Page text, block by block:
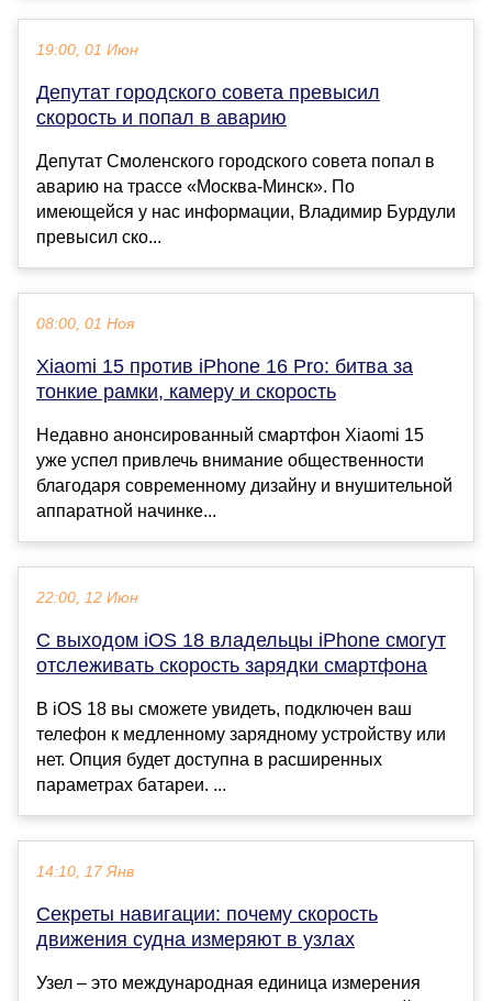
19:00, 01 Июн
Депутат городского совета превысил
скорость и попал в аварию
Депутат Смоленского городского совета попал в
аварию на трассе «Москва-Минск». По
имеющейся у нас информации, Владимир Бурдули
превысил ско...
08:00, 01 Ноя
Xiaomi 15 против iPhone 16 Pro: битва за
тонкие рамки, камеру и скорость
Недавно анонсированный смартфон Xiaomi 15
уже успел привлечь внимание общественности
благодаря современному дизайну и внушительной
аппаратной начинке...
22:00, 12 Июн
С выходом iOS 18 владельцы iPhone смогут
отслеживать скорость зарядки смартфона
В iOS 18 вы сможете увидеть, подключен ваш
телефон к медленному зарядному устройству или
нет. Опция будет доступна в расширенных
параметрах батареи. ...
14:10, 17 Янв
Секреты навигации: почему скорость
движения судна измеряют в узлах
Узел – это международная единица измерения